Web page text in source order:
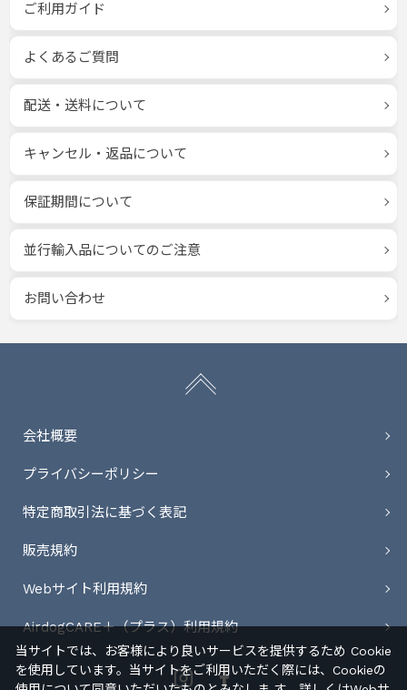
ご利用ガイド
よくあるご質問
配送・送料について
キャンセル・返品について
保証期間について
並行輸入品についてのご注意
お問い合わせ
会社概要
プライバシーポリシー
特定商取引法に基づく表記
販売規約
Webサイト利用規約
AirdogCARE＋（プラス）利用規約
InstagramFacebook
当サイトでは、お客様により良いサービスを提供するため Cookie
を使用しています。当サイトをご利用いただく際には、Cookieの